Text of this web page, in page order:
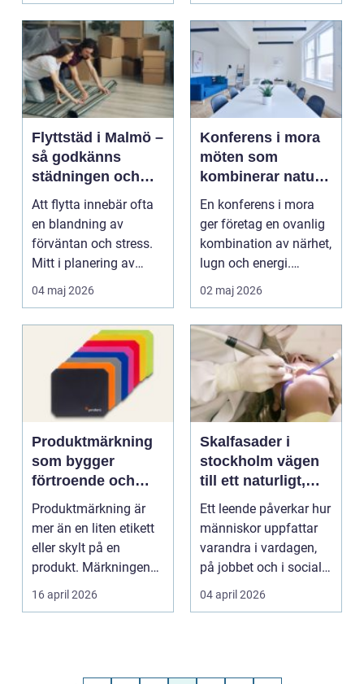
Flyttstäd i Malmö –
så godkänns
städningen och
undviks onödiga
konflikter
Att flytta innebär ofta
en blandning av
förväntan och stress.
Mitt i planering av
adr...
04 maj 2026
Konferens i mora
möten som
kombinerar natur,
fokus och
upplevelser
En konferens i mora
ger företag en ovanlig
kombination av närhet,
lugn och energi.
Staden är lagom s...
02 maj 2026
Produktmärkning
som bygger
förtroende och
stärker varumärket
Produktmärkning är
mer än en liten etikett
eller skylt på en
produkt. Märkningen
berättar för använd...
16 april 2026
Skalfasader i
stockholm vägen
till ett naturligt,
hållbart leende
Ett leende påverkar hur
människor uppfattar
varandra i vardagen,
på jobbet och i sociala
sammanhang....
04 april 2026